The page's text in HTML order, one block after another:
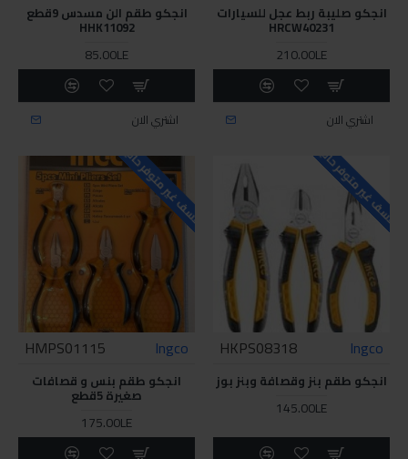
انجكو صليبة ربط عجل للسيارات
HRCW40231
210.00LE
اشتري الان
انجكو طقم الن مسدس 9قطع
HHK11092
85.00LE
اشتري الان
للاسف غير متوفر حاليا
Ingco
HKPS08318
انجكو طقم بنز وقصافة وبنز بوز
145.00LE
للاسف غير متوفر حاليا
Ingco
HMPS01115
انجكو طقم بنس و قصافات
صغيرة 5قطع
175.00LE